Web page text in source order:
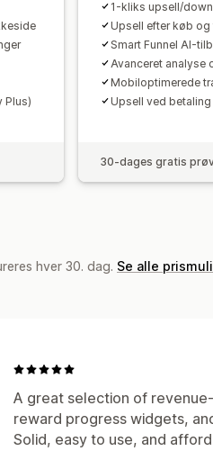
Plus)
1-kliks upsell/
Upsell efter køb
Smart Funnel AI-
Avanceret analyse
Mobiloptimerede
Upsell ved
30-dages gratis
hver 30. dag. Se alle
A great selection of
reward progress widgets,
Solid, easy to use, and